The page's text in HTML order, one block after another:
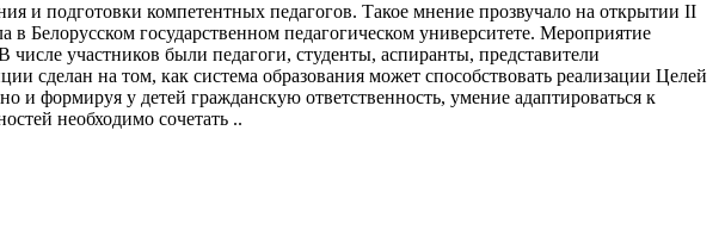
и подготовки компетентных педагогов. Такое мнение прозвучало на открытии II
Белорусском государственном педагогическом университете. Мероприятие
участников были педагоги, студенты, аспиранты, представители
сделан на том, как система образования может способствовать реализации Целей
и формируя у детей гражданскую ответственность, умение адаптироваться к
необходимо сочетать ..